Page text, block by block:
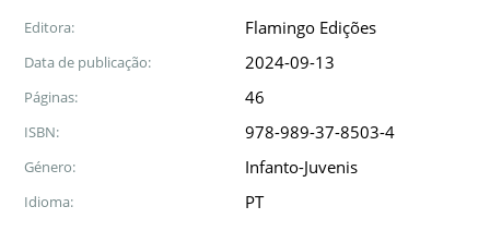
Editora: Flamingo Edições
Data de publicação: 2024-09-13
Páginas: 46
ISBN: 978-989-37-8503-4
Género: Infanto-Juvenis
Idioma: PT